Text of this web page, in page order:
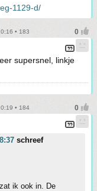
1129-d/
• 183
supersnel, linkje
• 184
schreef
ik ook in. De